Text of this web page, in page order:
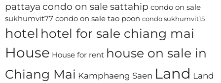
pattaya condo on sale sattahip condo on sale
sukhumvit77 condo on sale tao poon condo sukhumvit15
hotel hotel for sale chiang mai
House House for rent house on sale in
Chiang Mai Kamphaeng Saen Land Land